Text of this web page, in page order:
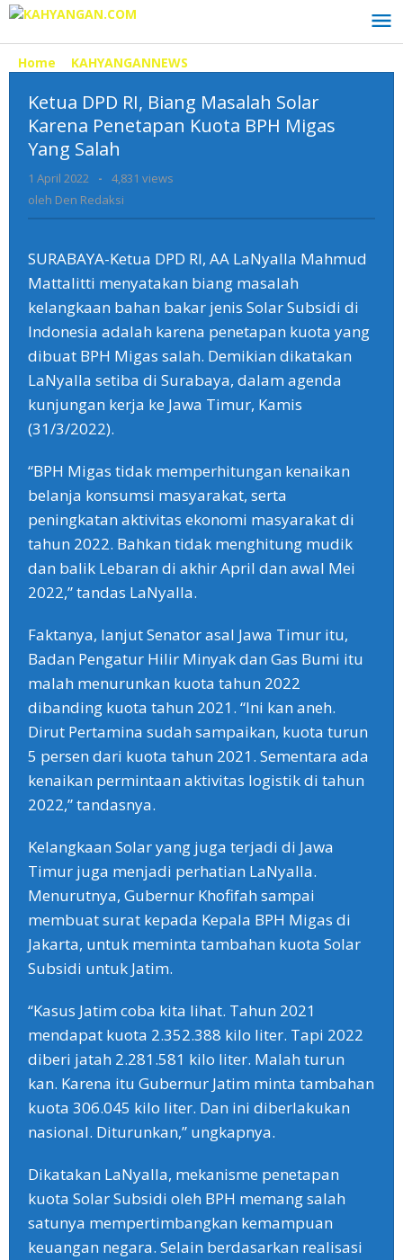
Lewati
konten
Home
KAHYANGANNEWS
RI,
Biang
Masalah
Kuota
Migas
Yang
Salah
Ketua DPD RI, Biang Masalah Solar
Karena Penetapan Kuota BPH Migas
Yang Salah
1 April 2022
oleh
Den
-
4,831 views
oleh Den Redaksi
SURABAYA-Ketua DPD RI, AA LaNyalla Mahmud
Mattalitti menyatakan biang masalah
kelangkaan bahan bakar jenis Solar Subsidi di
Indonesia adalah karena penetapan kuota yang
dibuat BPH Migas salah. Demikian dikatakan
LaNyalla setiba di Surabaya, dalam agenda
kunjungan kerja ke Jawa Timur, Kamis
(31/3/2022).
“BPH Migas tidak memperhitungan kenaikan
belanja konsumsi masyarakat, serta
peningkatan aktivitas ekonomi masyarakat di
tahun 2022. Bahkan tidak menghitung mudik
dan balik Lebaran di akhir April dan awal Mei
2022,” tandas LaNyalla.
Faktanya, lanjut Senator asal Jawa Timur itu,
Badan Pengatur Hilir Minyak dan Gas Bumi itu
malah menurunkan kuota tahun 2022
dibanding kuota tahun 2021. “Ini kan aneh.
Dirut Pertamina sudah sampaikan, kuota turun
5 persen dari kuota tahun 2021. Sementara ada
kenaikan permintaan aktivitas logistik di tahun
2022,” tandasnya.
Kelangkaan Solar yang juga terjadi di Jawa
Timur juga menjadi perhatian LaNyalla.
Menurutnya, Gubernur Khofifah sampai
membuat surat kepada Kepala BPH Migas di
Jakarta, untuk meminta tambahan kuota Solar
Subsidi untuk Jatim.
“Kasus Jatim coba kita lihat. Tahun 2021
mendapat kuota 2.352.388 kilo liter. Tapi 2022
diberi jatah 2.281.581 kilo liter. Malah turun
kan. Karena itu Gubernur Jatim minta tambahan
kuota 306.045 kilo liter. Dan ini diberlakukan
nasional. Diturunkan,” ungkapnya.
Dikatakan LaNyalla, mekanisme penetapan
kuota Solar Subsidi oleh BPH memang salah
satunya mempertimbangkan kemampuan
keuangan negara. Selain berdasarkan realisasi